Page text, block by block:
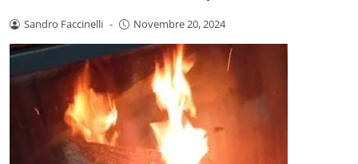
Sandro Faccinelli - Novembre 20, 2024